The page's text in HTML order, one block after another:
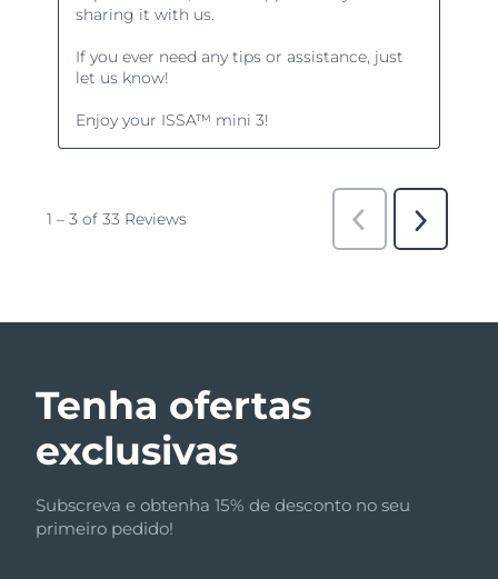
Tenha ofertas
exclusivas
Subscreva e obtenha 15% de desconto no seu
primeiro pedido!